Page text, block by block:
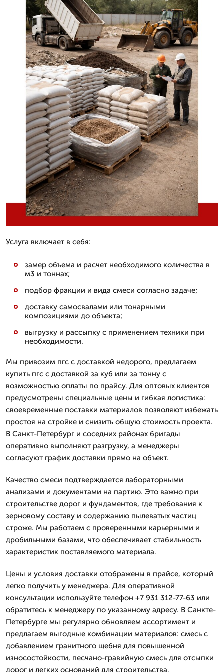
Услуга включает в себя:
замер объема и расчет необходимого количества в
м3 и тоннах;
подбор фракции и вида смеси согласно задаче;
доставку самосвалами или тонарными
композициями до объекта;
выгрузку и рассыпку с применением техники при
необходимости.
Мы привозим пгс с доставкой недорого, предлагаем
купить пгс с доставкой за куб или за тонну с
возможностью оплаты по прайсу. Для оптовых клиентов
предусмотрены специальные цены и гибкая логистика:
своевременные поставки материалов позволяют избежать
простоя на стройке и снизить общую стоимость проекта.
В Санкт-Петербург и соседних районах бригады
оперативно выполняют разгрузку, а менеджеры
согласуют график доставки прямо на объект.
Качество смеси подтверждается лабораторными
анализами и документами на партию. Это важно при
строительстве дорог и фундаментов, где требования к
зерновому составу и содержанию пылеватых частиц
строже. Мы работаем с проверенными карьерными и
дробильными базами, что обеспечивает стабильность
характеристик поставляемого материала.
Цены и условия доставки отображены в прайсе, который
легко получить у менеджера. Для оперативной
консультации используйте телефон +7 931 312-77-63 или
обратитесь к менеджеру по указанному адресу. В Санкте-
Петербурге мы регулярно обновляем ассортимент и
предлагаем выгодные комбинации материалов: смесь с
добавлением гранитного щебня для повышенной
износостойкости, песчано-гравийную смесь для отсыпки
дорог и легких оснований для строительства.